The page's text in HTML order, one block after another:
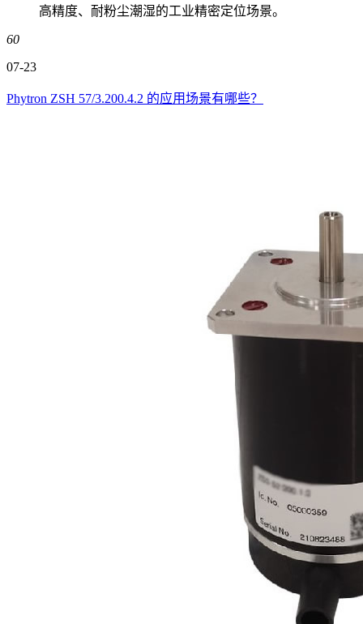
高精度、耐粉尘潮湿的工业精密定位场景。
60
07-23
Phytron ZSH 57/3.200.4.2 的应用场景有哪些？